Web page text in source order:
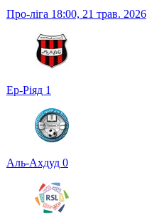
Про-ліга 18:00, 21 трав. 2026
Ер-Ріяд 1
Аль-Ахдуд 0